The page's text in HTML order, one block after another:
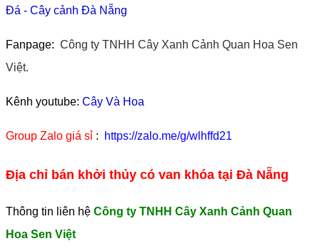
Đá - Cây cảnh Đà Nẵng
Fanpage: Công ty TNHH Cây Xanh Cảnh Quan Hoa Sen
Việt.
Kênh youtube: Cây Và Hoa
Group Zalo giá sỉ : https://zalo.me/g/wlhffd21
Địa chỉ bán khởi thủy có van khóa tại Đà Nẵng
Thông tin liên hệ Công ty TNHH Cây Xanh Cảnh Quan
Hoa Sen Việt